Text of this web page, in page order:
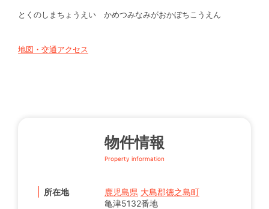
とくのしまちょうえい かめつみなみがおかぼちこうえん
地図・交通アクセス
物件情報
Property information
所在地 鹿児島県 大島郡徳之島町
亀津5132番地